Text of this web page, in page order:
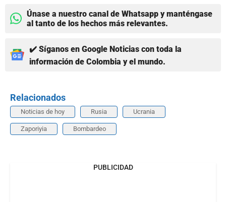
Únase a nuestro canal de Whatsapp y manténgase
al tanto de los hechos más relevantes.
✔️ Síganos en Google Noticias con toda la
información de Colombia y el mundo.
Relacionados
Noticias de hoy Rusia Ucrania
Zaporiyia Bombardeo
PUBLICIDAD